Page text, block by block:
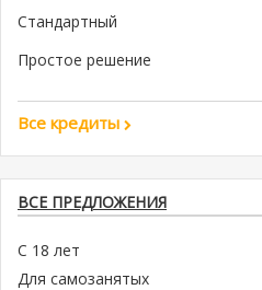
Стандартный
Простое решение
Все кредиты
ВСЕ ПРЕДЛОЖЕНИЯ
С 18 лет
Для самозанятых